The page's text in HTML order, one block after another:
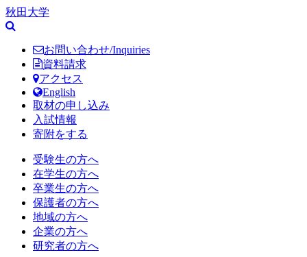
秋田大学
お問い合わせ/Inquiries
資料請求
アクセス
English
取材の申し込み
入試情報
寄附をする
受験生の方へ
在学生の方へ
卒業生の方へ
保護者の方へ
地域の方へ
企業の方へ
研究者の方へ